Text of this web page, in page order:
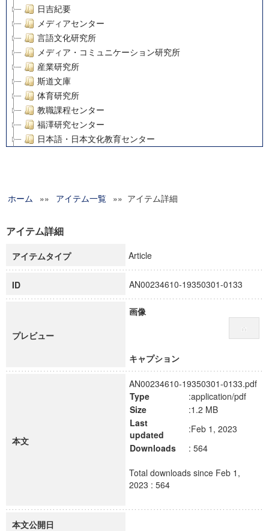
日吉紀要
メディアセンター
言語文化研究所
メディア・コミュニケーション研究所
産業研究所
斯道文庫
体育研究所
教職課程センター
福澤研究センター
日本語・日本文化教育センター
グローバルリサーチインスティテュート
科学研究費補助金研究成果報告書
慶應義塾大学グローバルCOEプログラム市民社会ガバナンス
慶應義塾大学グローバルCOEプログラム論理と感性の先端的
博士課程教育リーディングプログラム「超成熟社会発展のサ
学術雑誌掲載論文等(8)
ホーム »» アイテム一覧 »» アイテム詳細
アイテム詳細
アイテムタイプ Article
ID AN00234610-19350301-0133
プレビュー
画像
キャプション
本文
AN00234610-19350301-0133.pdf
Type
:application/pdf
Size
:1.2 MB
Last
updated
:Feb 1, 2023
Downloads
: 564
Total downloads since Feb 1,
2023 : 564
本文公開日